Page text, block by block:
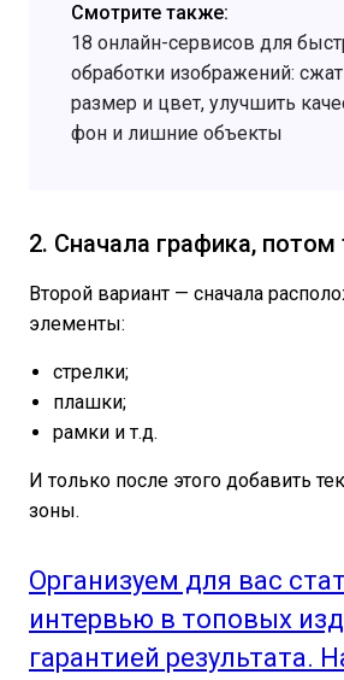
Смотрите также:
18 онлайн-сервисов для
обработки изображений:
размер и цвет, улучшить
фон и лишние объекты
2. Сначала графика, потом
Второй вариант — сначала
элементы:
стрелки;
плашки;
рамки и т.д.
И только после этого добавить
зоны.
Организуем для вас
интервью в топовых
гарантией результата.